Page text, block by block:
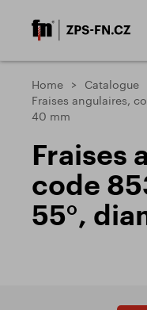
Home
Catalogue
Fraises angulaires,
40 mm
Fraises
code
55°,